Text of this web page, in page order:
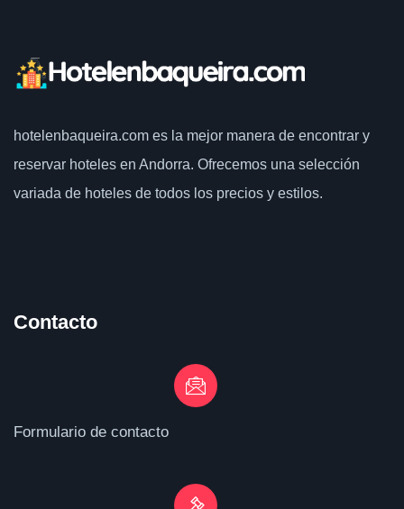
hotelenbaqueira.com es la mejor manera de encontrar y
reservar hoteles en Andorra. Ofrecemos una selección
variada de hoteles de todos los precios y estilos.
Contacto
Formulario de contacto